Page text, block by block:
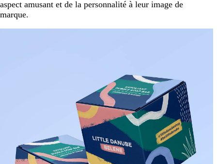
aspect amusant et de la personnalité à leur image de
marque.